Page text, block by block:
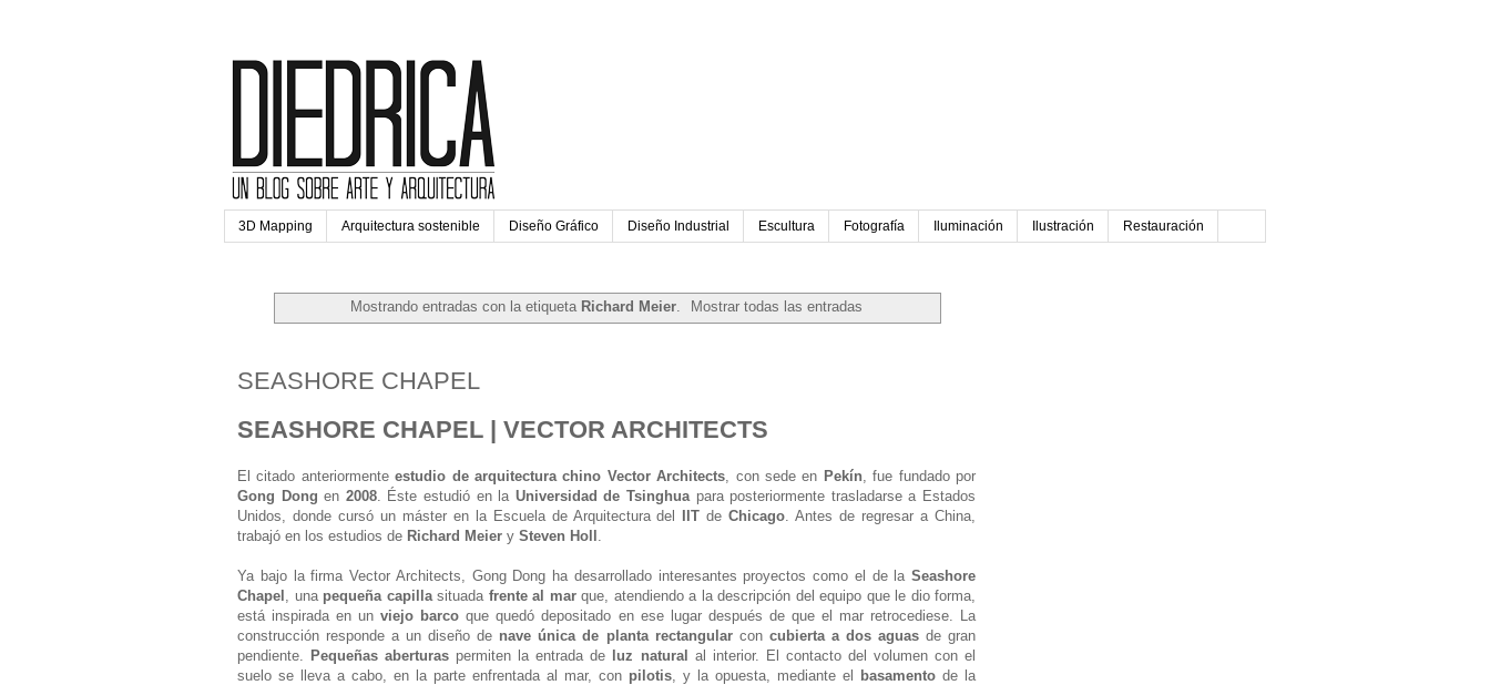
3D Mapping Arquitectura sostenible Diseño Gráfico Diseño Industrial Escultura Fotografía Iluminación Ilustración Restauración
Mostrando entradas con la etiqueta Richard Meier. Mostrar todas las entradas
SEASHORE CHAPEL
SEASHORE CHAPEL | VECTOR ARCHITECTS
Elcitado anteriormente estudio de arquitectura chino Vector Architects , con sede en Pekín , fue fundado por
Gong Dong en 2008. Éste estudió en la Universidad de Tsinghua para posteriormente trasladarse a Estados
Unidos, donde cursó un máster en la Escuela de Arquitectura del
IIT deChicago . Antes de regresar a China,
trabajó en los estudios de Richard Meier y Steven Holl
Ya bajo la firma Vector Architects, Gong Dong ha desarrollado interesantes proyectos como el de la Seashore
Chapel
, una pequeña capillasituada frente al marque, atendiendo a la descripción del equipo que le dio forma,
está inspirada en unviejo barco que quedó depositado en ese lugar después de que el mar retrocediese. La
construcción responde a un diseño de nave única de planta rectangularcon cubierta a dos aguasde gran
pendiente.
Pequeñas aberturas permiten la entrada de luz natural
al interior. El contacto del volumen con el
suelo se lleva a cabo, en la parte enfrentada al mar, con pilotis , y la opuesta, mediante el basamento de la